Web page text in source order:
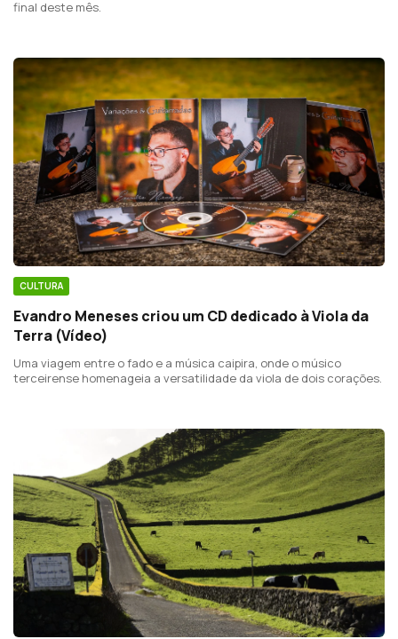
final deste mês.
CULTURA
Evandro Meneses criou um CD dedicado à Viola da
Terra (Vídeo)
Uma viagem entre o fado e a música caipira, onde o músico
terceirense homenageia a versatilidade da viola de dois corações.